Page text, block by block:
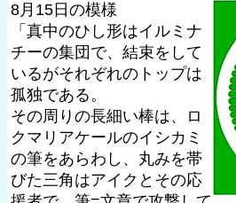
8月15日の模様
「真中のひし形はイルミナ
チーの集団で、結束をして
いるがそれぞれのトップは
孤独である。
その周りの長細い棒は、ロ
クマリアケールのイシカミ
の筆をあらわし、丸みを帯
びた三角はアイクとその応